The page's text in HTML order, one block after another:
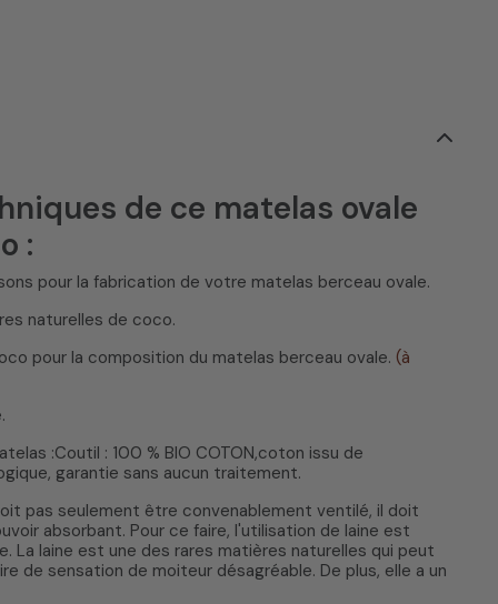
de ce matelas ovale
:
pour la fabrication de votre matelas berceau ovale.
naturelles de coco.
pour la composition du matelas berceau ovale. (à
:Coutil : 100 % BIO COTON,coton issu de
garantie sans aucun traitement.
pas seulement être convenablement ventilé, il doit
absorbant. Pour ce faire, l'utilisation de laine est
La laine est une des rares matières naturelles qui peut
de sensation de moiteur désagréable. De plus, elle a un